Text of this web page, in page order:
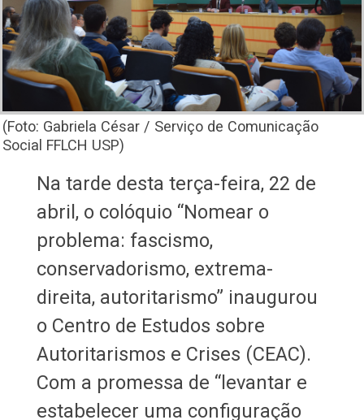
(Foto: Gabriela César / Serviço de Comunicação
Social FFLCH USP)
Na tarde desta terça-feira, 22 de
abril, o colóquio “Nomear o
problema: fascismo,
conservadorismo, extrema-
direita, autoritarismo” inaugurou
o Centro de Estudos sobre
Autoritarismos e Crises (CEAC).
Com a promessa de “levantar e
estabelecer uma configuração